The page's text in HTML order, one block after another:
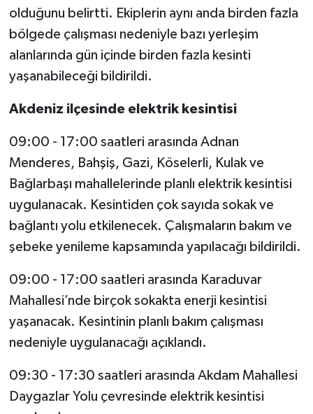
olduğunu belirtti. Ekiplerin aynı anda birden fazla
bölgede çalışması nedeniyle bazı yerleşim
alanlarında gün içinde birden fazla kesinti
yaşanabileceği bildirildi.
Akdeniz ilçesinde elektrik kesintisi
09:00 - 17:00 saatleri arasında Adnan
Menderes, Bahşiş, Gazi, Köselerli, Kulak ve
Bağlarbaşı mahallelerinde planlı elektrik kesintisi
uygulanacak. Kesintiden çok sayıda sokak ve
bağlantı yolu etkilenecek. Çalışmaların bakım ve
şebeke yenileme kapsamında yapılacağı bildirildi.
09:00 - 17:00 saatleri arasında Karaduvar
Mahallesi’nde birçok sokakta enerji kesintisi
yaşanacak. Kesintinin planlı bakım çalışması
nedeniyle uygulanacağı açıklandı.
09:30 - 17:30 saatleri arasında Akdam Mahallesi
Daygazlar Yolu çevresinde elektrik kesintisi
Spor
Yaşam